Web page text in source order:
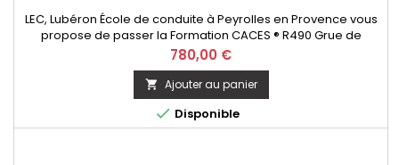
LEC, Lubéron École de conduite à Peyrolles en Provence vous
propose de passer la Formation CACES ® R490 Grue de
chargement - option télécommande. Initial ou Recyclage
Prix
780,00 €
 Ajouter au panier
 Disponible